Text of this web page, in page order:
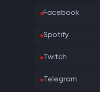
Facebook
Spotify
Twitch
Telegram